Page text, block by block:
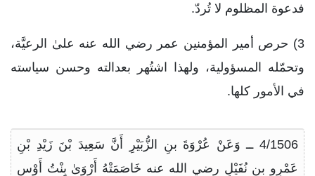
فدعوة المظلوم لا تُردّ.
3) حرص أمير المؤمنين عمر رضي الله عنه علىٰ الرعيَّة،
وتحمّله المسؤولية، ولهذا اشتُهر بعدالته وحسن سياسته
في الأمور كلها.
4/1506 ــ وَعَنْ عُرْوَةَ بنِ الزُّبَيْرِ أَنَّ سَعِيدَ بْنَ زَيْدِ بْنِ
عَمْرِو بنِ نُفَيْلٍ رضي الله عنه خَاصَمَتْهُ أَرْوَىٰ بِنْتُ أَوْسٍ